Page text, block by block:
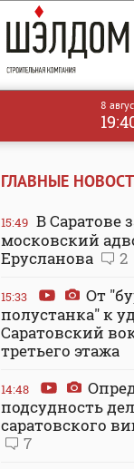
8
ГЛАВНЫЕ
15:49 В Саратове
московский
Ерусланова
2
15:33
От
полустанка" к
Саратовский
третьего этажа
14:48
подсудность
саратовского
7